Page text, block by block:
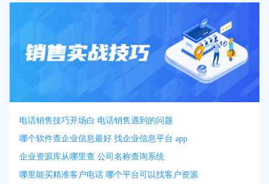
电话销售技巧开场白 电话销售遇到的问题
哪个软件查企业信息最好 找企业信息平台 app
企业资源库从哪里查 公司名称查询系统
哪里能买精准客户电话 哪个平台可以找客户资源